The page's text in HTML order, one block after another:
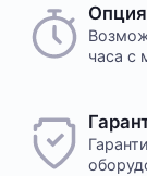
часа с